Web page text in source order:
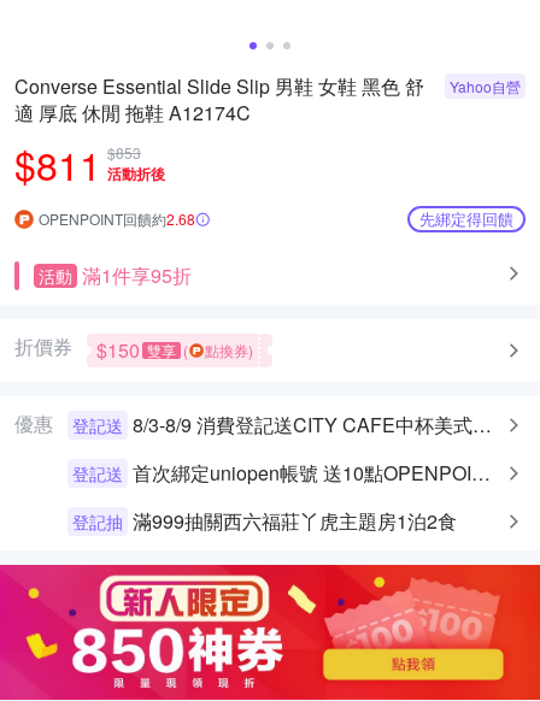
Converse Essential Slide Slip 男鞋 女鞋 黑色 舒
適 厚底 休閒 拖鞋 A12174C
$811 $853
活動折後
Yahoo自營
OPENPOINT回饋約2.68 先綁定得回饋
活動 滿1件享95折
折價券 $150 雙享 ( 點換券)
優惠 登記送 8/3-8/9 消費登記送CITY CAFE中杯美式乙杯
登記送 首次綁定uniopen帳號 送10點OPENPOINT+統一布丁一個
登記抽 滿999抽關西六福莊丫虎主題房1泊2食